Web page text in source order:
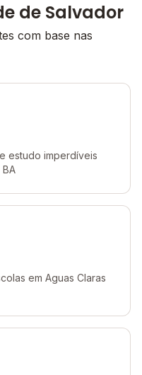
de Salvador
com base nas
estudo imperdíveis
em Aguas Claras